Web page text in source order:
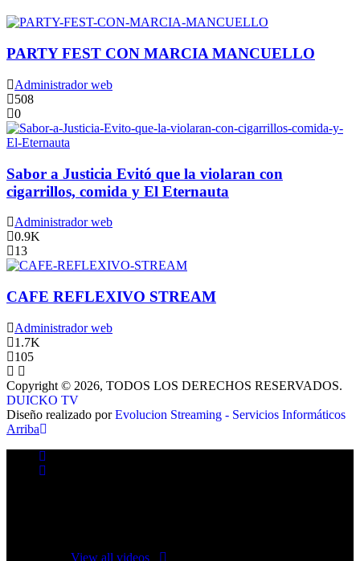
PARTY FEST CON MARCIA MANCUELLO
Administrador web
508
0
Sabor a Justicia Evitó que la violaran con
cigarrillos, comida y El Eternauta
Administrador web
0.9K
13
CAFE REFLEXIVO STREAM
Administrador web
1.7K
105
Copyright © 2026, TODOS LOS DERECHOS RESERVADOS.
DUICKO TV
Diseño realizado porEvolucion Streaming - Servicios Informáticos
Arriba
View all videos